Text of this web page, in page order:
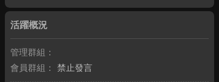
活躍概況
管理群組：
會員群組：
禁止發言